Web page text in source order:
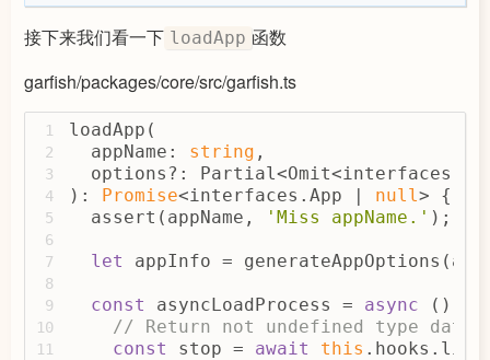
47
48
50
if (currentApp === activeApp) {
call(app,
    }
  }
}
接下来我们看一下 loadApp 函数
garfish/packages/core/src/garfish.ts
1
2
3
4
5
6
7
8
9
10
11
loadApp(
  appName:
string ,
options?:
): Promise<interfaces.App | null > {
  assert(appName,
'Miss appName.' );
let appInfo =
const asyncLoadProcess = async ()
// Return not undefined type
const stop = await this